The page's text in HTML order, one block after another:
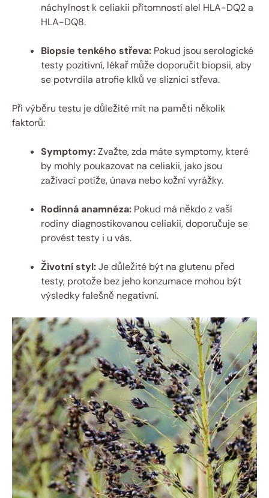
náchylnost k celiakii přítomností alel HLA-DQ2 a
HLA-DQ8.
Biopsie tenkého střeva: Pokud jsou serologické
testy pozitivní, lékař může doporučit biopsii, aby
se potvrdila atrofie klků ve sliznici střeva.
Při výběru testu je důležité mít na paměti několik
faktorů:
Symptomy:Zvažte, zda máte symptomy, které
by mohly poukazovat na celiakii, jako jsou
zažívací potíže, únava nebo kožní vyrážky.
Rodinná anamnéza: Pokud má někdo z vaší
rodiny diagnostikovanou celiakii, doporučuje se
provést testy i u vás.
Životní styl:Je důležité být na glutenu před
testy, protože bez jeho konzumace mohou být
výsledky falešně negativní.